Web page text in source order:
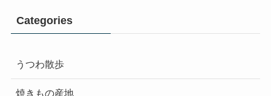
Categories
うつわ散歩
焼きもの産地